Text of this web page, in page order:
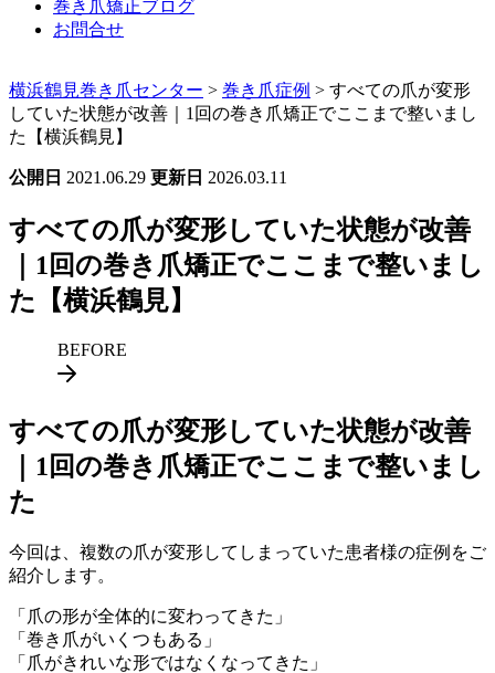
巻き爪矯正ブログ
お問合せ
横浜鶴見巻き爪センター > 巻き爪症例 > すべての爪が変形
していた状態が改善｜1回の巻き爪矯正でここまで整いまし
た【横浜鶴見】
公開日 2021.06.29 更新日 2026.03.11
すべての爪が変形していた状態が改善
｜1回の巻き爪矯正でここまで整いまし
た【横浜鶴見】
BEFORE
すべての爪が変形していた状態が改善
｜1回の巻き爪矯正でここまで整いまし
た
今回は、複数の爪が変形してしまっていた患者様の症例をご
紹介します。
「爪の形が全体的に変わってきた」
「巻き爪がいくつもある」
「爪がきれいな形ではなくなってきた」